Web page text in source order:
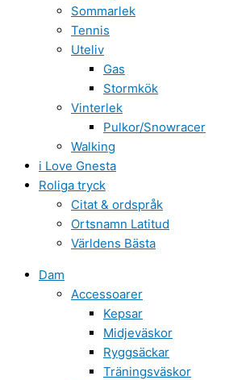
Sommarlek
Tennis
Uteliv
Gas
Stormkök
Vinterlek
Pulkor/Snowracer
Walking
i Love Gnesta
Roliga tryck
Citat & ordspråk
Ortsnamn Latitud
Världens Bästa
Dam
Accessoarer
Kepsar
Midjeväskor
Ryggsäckar
Träningsväskor